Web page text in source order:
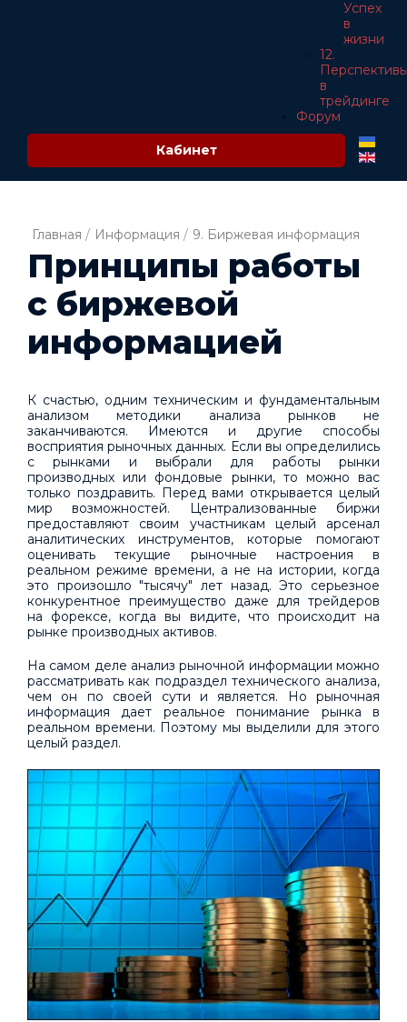
Успех
в
жизни
12.
в
трейдинге
Форум
Кабинет
Главная / Информация / 9. Биржевая информация
Принципы работы
с биржевой
информацией
К счастью, одним техническим и фундаментальным
анализом методики анализа рынков не
заканчиваются. Имеются и другие способы
восприятия рыночных данных. Если вы определились
с рынками и выбрали для работы рынки
производных или фондовые рынки, то можно вас
только поздравить. Перед вами открывается целый
мир возможностей. Централизованные биржи
предоставляют своим участникам целый арсенал
аналитических инструментов, которые помогают
оценивать текущие рыночные настроения в
реальном режиме времени, а не на истории, когда
это произошло "тысячу" лет назад. Это серьезное
конкурентное преимущество даже для трейдеров
на форексе, когда вы видите, что происходит на
рынке производных активов.
На самом деле анализ рыночной информации можно
рассматривать как подраздел технического анализа,
чем он по своей сути и является. Но рыночная
информация дает реальное понимание рынка в
реальном времени. Поэтому мы выделили для этого
целый раздел.